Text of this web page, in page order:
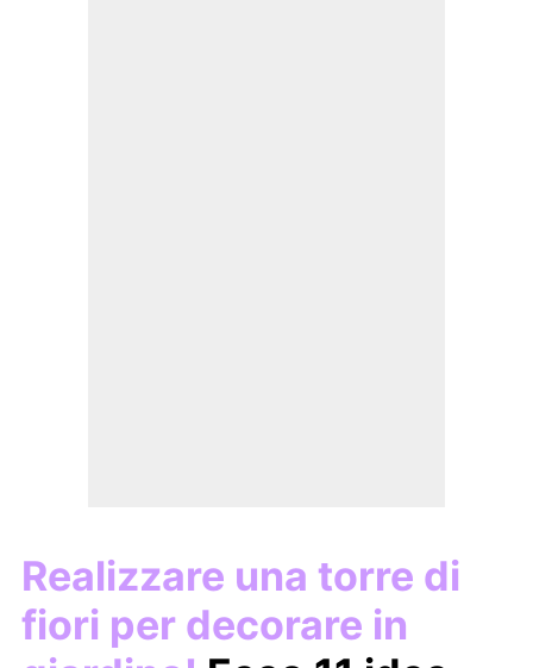
Realizzare una torre di
fiori per decorare in